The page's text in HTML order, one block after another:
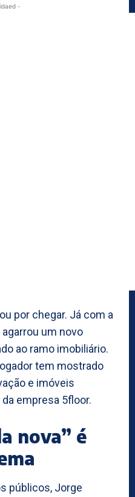
-
por chegar. Já com a
um novo
ao ramo imobiliário.
tem mostrado
e imóveis
empresa 5floor.
nova” é
públicos, Jorge